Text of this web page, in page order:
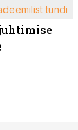
tundi